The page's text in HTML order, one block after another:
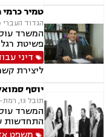
חלוקת
עסקאות
והקפאות
מקומיות,
תאונות
תלמידים,
ובוררויות
טמיר
הגדוד העברי 10, אשקלון
המשרד
פשיטת
וצוואות,
מכר דירה,
רישוי
מקרקעין
דיני
ליצירת
יוסף
תובל 13, רמת-גן
המשרד
מקרקעין,